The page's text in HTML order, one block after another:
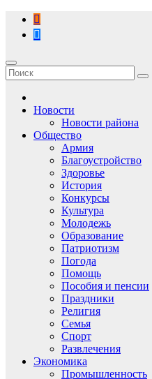
Перейти
содержимому
Новости
Новости района
Общество
Армия
Благоустройство
Здоровье
История
Конкурсы
Культура
Молодежь
Образование
Патриотизм
Погода
Помощь
Пособия и пенсии
Праздники
Религия
Семья
Спорт
Развлечения
Экономика
Промышленность